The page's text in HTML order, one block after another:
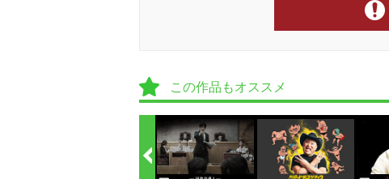
この作品もオススメ